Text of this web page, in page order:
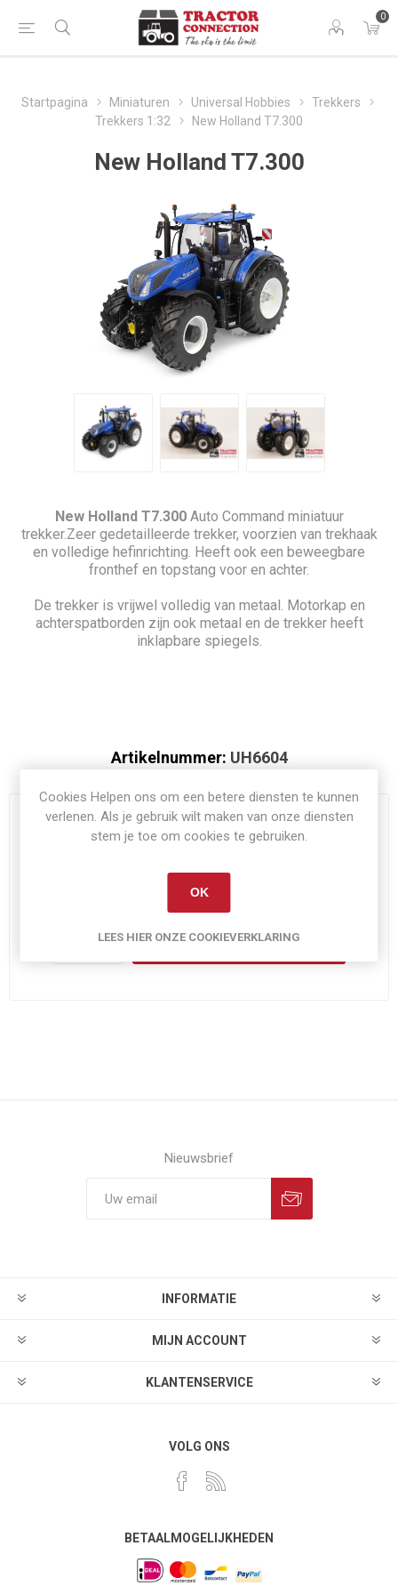
0
Startpagina Miniaturen Universal Hobbies
Trekkers
Trekkers 1:32
New Holland T7.300
New Holland T7.300
New Holland T7.300 Auto Command miniatuur
trekker.Zeer gedetailleerde trekker, voorzien van trekhaak
en volledige hefinrichting. Heeft ook een beweegbare
fronthef en topstang voor en achter.
De trekker is vrijwel volledig van metaal. Motorkap en
achterspatborden zijn ook metaal en de trekker heeft
inklapbare spiegels.
Artikelnummer: UH6604
NIET OP VOORRAAD
€79,95
i
BESTEL NU!
Nieuwsbrief
INFORMATIE
MIJN ACCOUNT
KLANTENSERVICE
VOLG ONS
BETAALMOGELIJKHEDEN
Cookies Helpen ons om een betere diensten te kunnen
verlenen. Als je gebruik wilt maken van onze diensten
stem je toe om cookies te gebruiken.
OK
LEES HIER ONZE COOKIEVERKLARING